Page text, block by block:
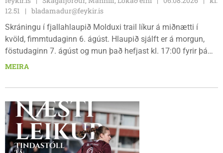
12.51
bladamadur@feykir.is
Skráningu í fjallahlaupið Molduxi trail líkur á miðnætti í
kvöld, fimmtudaginn 6. ágúst. Hlaupið sjálft er á morgun,
föstudaginn 7. ágúst og mun það hefjast kl. 17:00 fyrir þá
keppendur sem ætla sér 20 km em kl. 18:00 fyrir 12 km
fjölbrautaskólans en þar er líka komið í mark þannig
styðja hlauparana áfram.
MEIRA